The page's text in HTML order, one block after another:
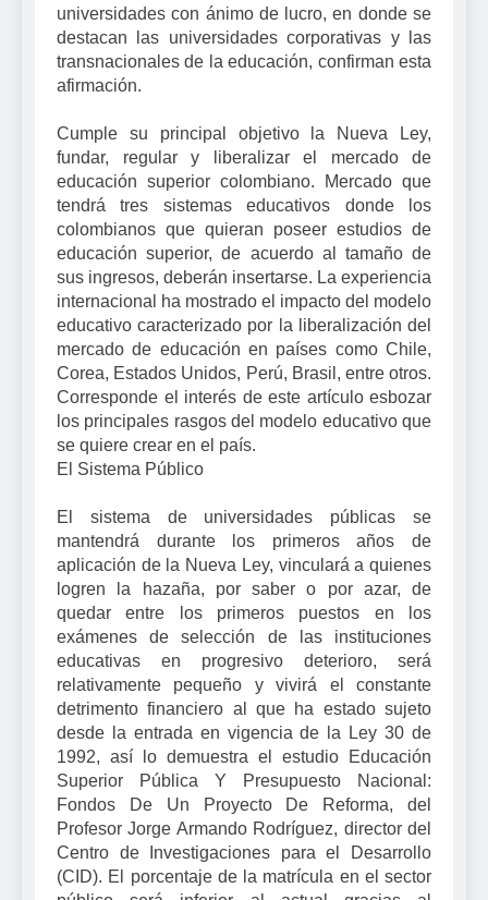
universidades con ánimo de lucro, en donde se
destacan las universidades corporativas y las
transnacionales de la educación, confirman esta
afirmación.
Cumple su principal objetivo la Nueva Ley,
fundar, regular y liberalizar el mercado de
educación superior colombiano. Mercado que
tendrá tres sistemas educativos donde los
colombianos que quieran poseer estudios de
educación superior, de acuerdo al tamaño de
sus ingresos, deberán insertarse. La experiencia
internacional ha mostrado el impacto del modelo
educativo caracterizado por la liberalización del
mercado de educación en países como Chile,
Corea, Estados Unidos, Perú, Brasil, entre otros.
Corresponde el interés de este artículo esbozar
los principales rasgos del modelo educativo que
se quiere crear en el país.
El Sistema Público
El sistema de universidades públicas se
mantendrá durante los primeros años de
aplicación de la Nueva Ley, vinculará a quienes
logren la hazaña, por saber o por azar, de
quedar entre los primeros puestos en los
exámenes de selección de las instituciones
educativas en progresivo deterioro, será
relativamente pequeño y vivirá el constante
detrimento financiero al que ha estado sujeto
desde la entrada en vigencia de la Ley 30 de
1992, así lo demuestra el estudio Educación
Superior Pública Y Presupuesto Nacional:
Fondos De Un Proyecto De Reforma, del
Profesor Jorge Armando Rodríguez, director del
Centro de Investigaciones para el Desarrollo
(CID). El porcentaje de la matrícula en el sector